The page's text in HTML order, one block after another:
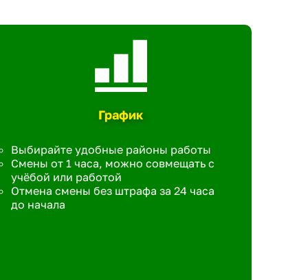
График
Выбирайте удобные районы работы
Смены от 1 часа, можно совмещать с
учёбой или работой
Отмена смены без штрафа за 24 часа
до начала